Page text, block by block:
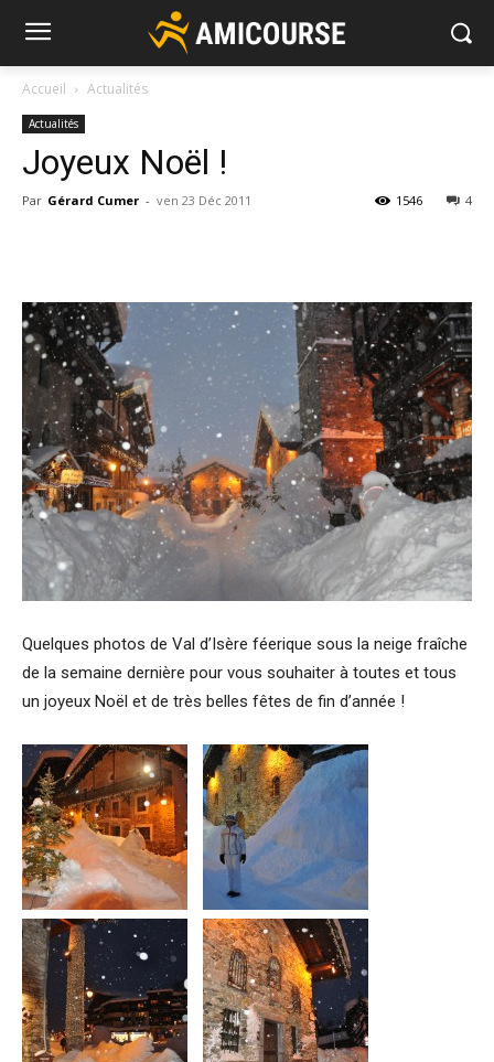
Accueil Actualités
Actualités
Joyeux Noël !
Par Gérard Cumer - ven 23 Déc 2011 4
1546
Quelques photos de Val d’Isère féerique sous la neige fraîche
de la semaine dernière pour vous souhaiter à toutes et tous
un joyeux Noël et de très belles fêtes de fin d’année !